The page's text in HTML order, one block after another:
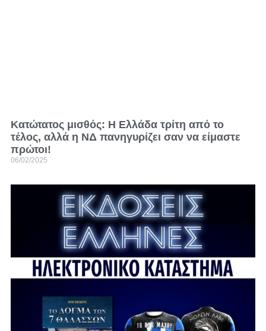
Κατώτατος μισθός: Η Ελλάδα τρίτη από το
τέλος, αλλά η ΝΔ πανηγυρίζει σαν να είμαστε
πρώτοι!
06/02/2025